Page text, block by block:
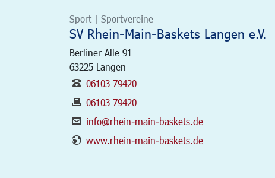
Sport | Sportvereine
SV Rhein-Main-Baskets Langen e.V.
Berliner Alle 91
63225 Langen
06103 79420
06103 79420
info@rhein-main-baskets.de
www.rhein-main-baskets.de